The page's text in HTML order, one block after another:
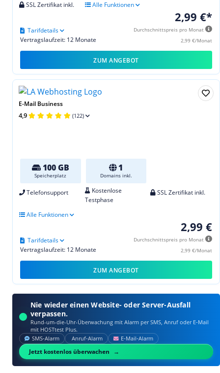
SSL Zertifikat inkl.
Alle Funktionen
2,99 €*
Durchschnittspreis pro Monat
2,99 €/Monat
Vertragslaufzeit: 12 Monate
Tarifdetails
ZUM ANGEBOT
E-Mail Business
4,9 (122)
100 GB
Speicherplatz
1
Domains inkl.
Telefonsupport
Kostenlose
Testphase
SSL Zertifikat inkl.
Alle Funktionen
2,99 €
Durchschnittspreis pro Monat
2,99 €/Monat
Vertragslaufzeit: 12 Monate
Tarifdetails
ZUM ANGEBOT
Nie wieder einen Website- oder Server-Ausfall
verpassen.
Rund-um-die-Uhr-Überwachung mit Alarm per SMS, Anruf oder E‑Mail
mit HOSTtest Plus.
SMS‑Alarm Anruf‑Alarm E‑Mail‑Alarm
Jetzt kostenlos überwachen